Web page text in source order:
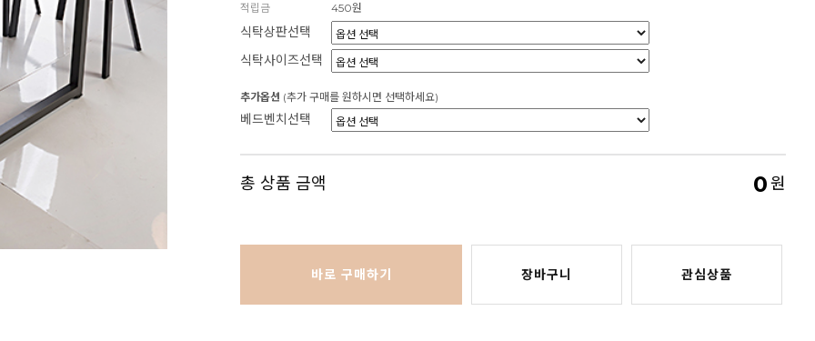
적립금
450원
식탁상판선택
식탁사이즈선택
추가옵션 (추가 구매를 원하시면 선택하세요)
베드벤치선택
총 상품 금액 0원
바로 구매하기 장바구니 관심상품